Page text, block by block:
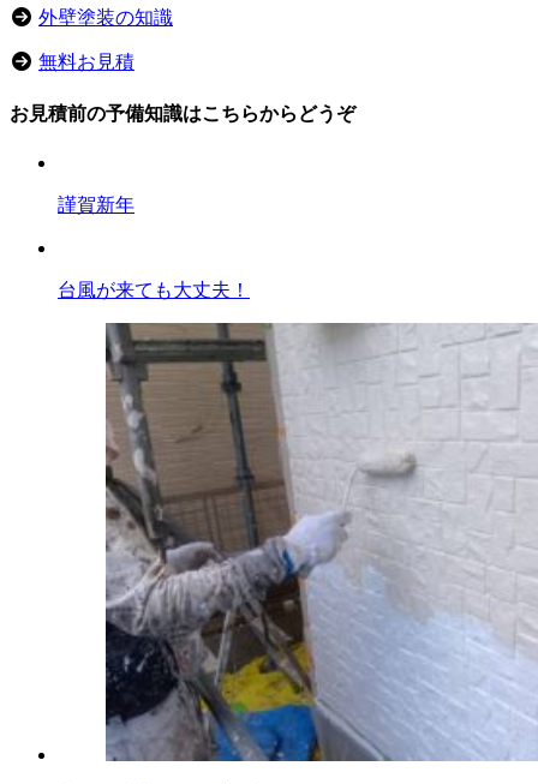
外壁塗装の知識
無料お見積
お見積前の予備知識はこちらからどうぞ
謹賀新年
台風が来ても大丈夫！